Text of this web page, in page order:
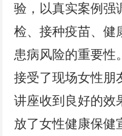
验，以真实案例强
检、接种疫苗、健
患病风险的重要性
接受了现场女性朋
讲座收到良好的效
放了女性健康保健